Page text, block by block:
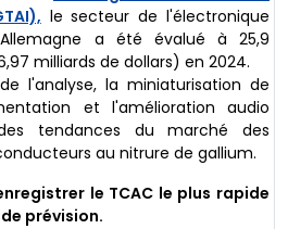
le secteur de l'électronique
a été évalué à 25,9
milliards de dollars) en 2024.
l'analyse, la miniaturisation de
et l'amélioration audio
tendances du marché des
au nitrure de gallium.
le TCAC le plus rapide
prévision.